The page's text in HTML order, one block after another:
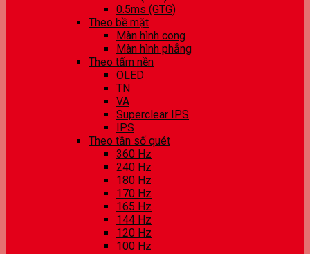
0.5ms (GTG)
Theo bề mặt
Màn hình cong
Màn hình phẳng
Theo tấm nền
OLED
TN
VA
Superclear IPS
IPS
Theo tần số quét
360 Hz
240 Hz
180 Hz
170 Hz
165 Hz
144 Hz
120 Hz
100 Hz